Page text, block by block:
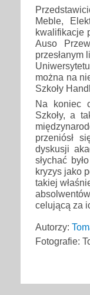
Meble,
kwalifikacje
Auso
przesłanym
można na
Szkoły
Na koniec
Szkoły, a
przeniósł
dyskusji
słychać
kryzys jako
takiej
celującą za
Autorzy:
Fotografie: